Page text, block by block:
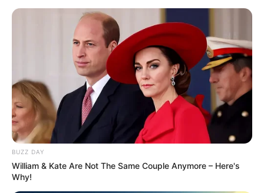
BUZZ DAY
William & Kate Are Not The Same Couple Anymore – Here's
Why!